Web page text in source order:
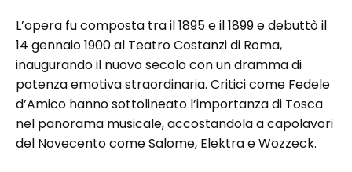
L’opera fu composta tra il 1895 e il 1899 e debuttò il
14 gennaio 1900 al Teatro Costanzi di Roma,
inaugurando il nuovo secolo con un dramma di
potenza emotiva straordinaria. Critici come Fedele
d’Amico hanno sottolineato l’importanza di Tosca
nel panorama musicale, accostandola a capolavori
del Novecento come Salome, Elektra e Wozzeck.